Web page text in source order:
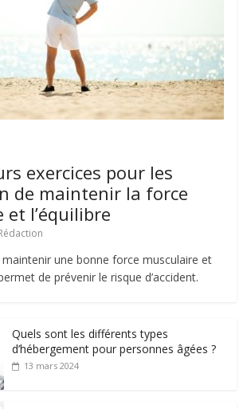
exercices pour les
de maintenir la force
et l’équilibre
maintenir une bonne force musculaire et
de prévenir le risque d’accident.
Quels sont les différents types
d’hébergement pour personnes âgées ?
13 mars 2024